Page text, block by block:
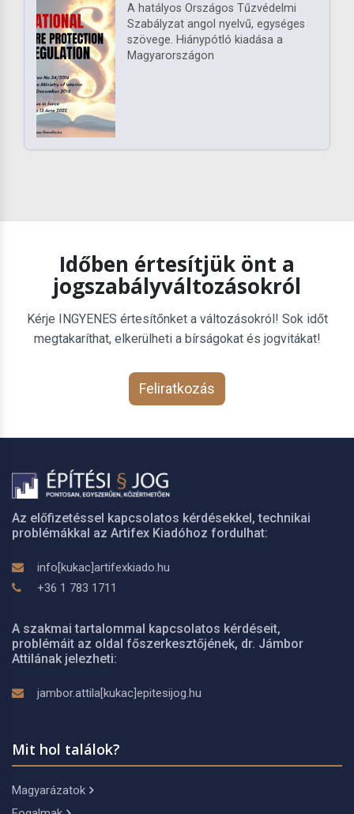
A hatályos Országos Tűzvédelmi
Szabályzat angol nyelvű, egységes
szövege. Hiánypótló kiadása a
Magyarországon
Időben értesítjük önt a
jogszabályváltozásokról
Kérje INGYENES értesítőnket a változásokról! Sok időt
megtakaríthat, elkerülheti a bírságokat és jogvitákat!
Feliratkozás
Az előfizetéssel kapcsolatos kérdésekkel, technikai
problémákkal az Artifex Kiadóhoz fordulhat:
info[kukac]artifexkiado.hu
+36 1 783 1711
A szakmai tartalommal kapcsolatos kérdéseit,
problémáit az oldal főszerkesztőjének, dr. Jámbor
Attilának jelezheti:
jambor.attila[kukac]epitesijog.hu
Mit hol találok?
Magyarázatok